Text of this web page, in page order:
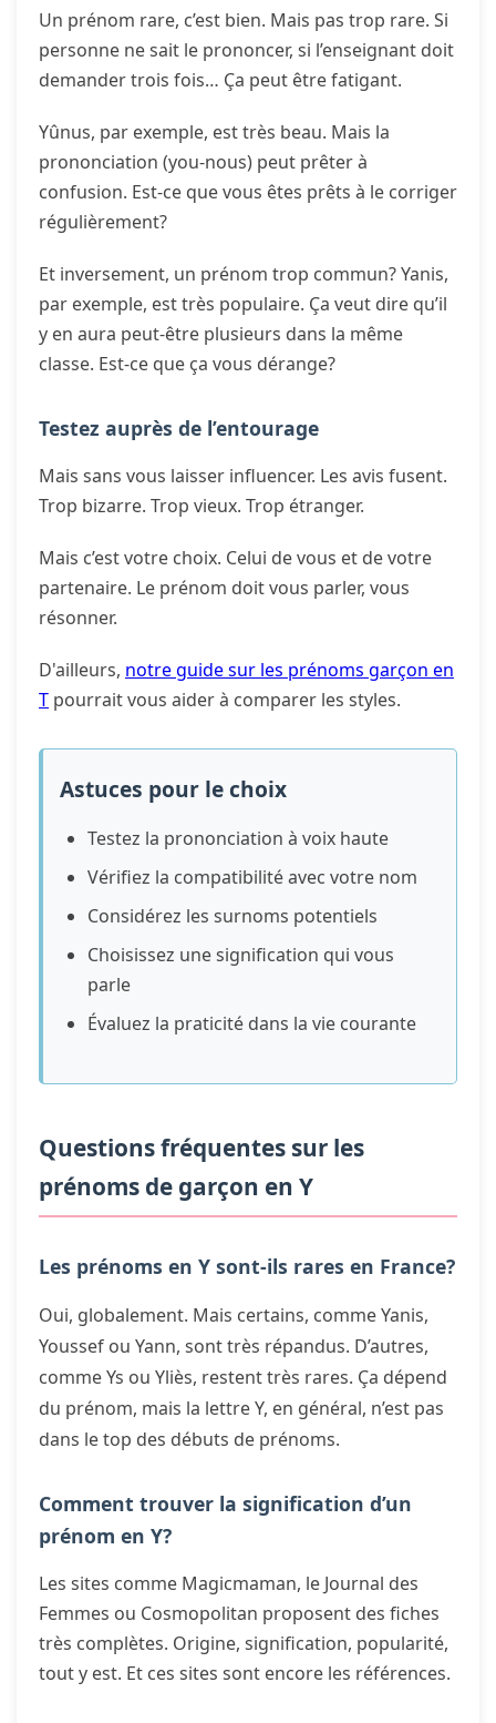
Un prénom rare, c’est bien. Mais pas trop rare. Si
personne ne sait le prononcer, si l’enseignant doit
demander trois fois… Ça peut être fatigant.
Yûnus, par exemple, est très beau. Mais la
prononciation (you-nous) peut prêter à
confusion. Est-ce que vous êtes prêts à le corriger
régulièrement?
Et inversement, un prénom trop commun? Yanis,
par exemple, est très populaire. Ça veut dire qu’il
y en aura peut-être plusieurs dans la même
classe. Est-ce que ça vous dérange?
Testez auprès de l’entourage
Mais sans vous laisser influencer. Les avis fusent.
Trop bizarre. Trop vieux. Trop étranger.
Mais c’est votre choix. Celui de vous et de votre
partenaire. Le prénom doit vous parler, vous
résonner.
D'ailleurs, notre guide sur les prénoms garçon en
T pourrait vous aider à comparer les styles.
Astuces pour le choix
Testez la prononciation à voix haute
Vérifiez la compatibilité avec votre nom
Considérez les surnoms potentiels
Choisissez une signification qui vous
parle
Évaluez la praticité dans la vie courante
Questions fréquentes sur les
prénoms de garçon en Y
Les prénoms en Y sont-ils rares en France?
Oui, globalement. Mais certains, comme Yanis,
Youssef ou Yann, sont très répandus. D’autres,
comme Ys ou Yliès, restent très rares. Ça dépend
du prénom, mais la lettre Y, en général, n’est pas
dans le top des débuts de prénoms.
Comment trouver la signification d’un
prénom en Y?
Les sites comme Magicmaman, le Journal des
Femmes ou Cosmopolitan proposent des fiches
très complètes. Origine, signification, popularité,
tout y est. Et ces sites sont encore les références.